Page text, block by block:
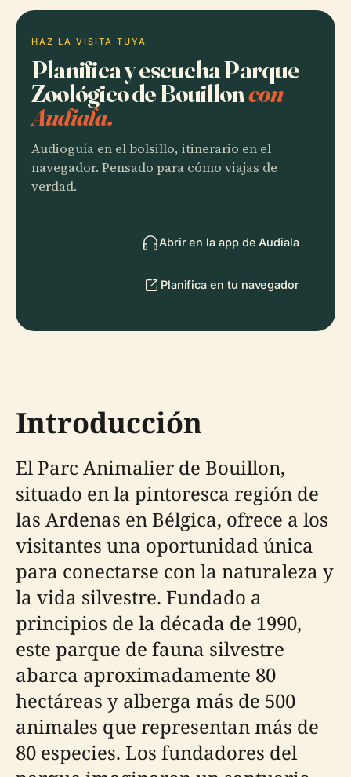
HAZ LA VISITA TUYA
Planifica y escucha Parque
Zoológico de Bouilloncon
Audiala.
Audioguía en el bolsillo, itinerario en el
navegador. Pensado para cómo viajas de
verdad.
Abrir en la app de Audiala
Planifica en tu navegador
Introducción
El Parc Animalier de Bouillon,
situado en la pintoresca región de
las Ardenas en Bélgica, ofrece a los
visitantes una oportunidad única
para conectarse con la naturaleza y
la vida silvestre. Fundado a
principios de la década de 1990,
este parque de fauna silvestre
abarca aproximadamente 80
hectáreas y alberga más de 500
animales que representan más de
80 especies. Los fundadores del